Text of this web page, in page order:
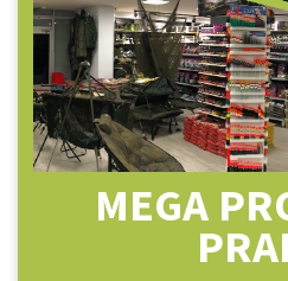
MEGA